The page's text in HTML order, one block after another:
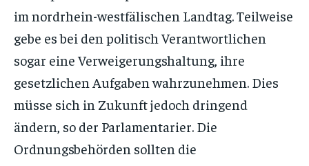
im nordrhein-westfälischen Landtag. Teilweise
gebe es bei den politisch Verantwortlichen
sogar eine Verweigerungshaltung, ihre
gesetzlichen Aufgaben wahrzunehmen. Dies
müsse sich in Zukunft jedoch dringend
ändern, so der Parlamentarier. Die
Ordnungsbehörden sollten die